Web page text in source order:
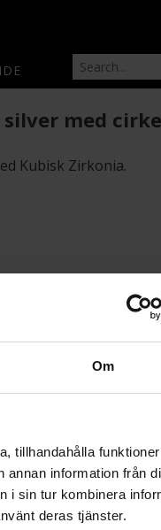
Om
tillhandahålla
information från
i sin tur kombinera
deras tjänster.
med
Kubisk Zirkonia.
+
LÄGG I
45,0
Pandora
397436CZ-45